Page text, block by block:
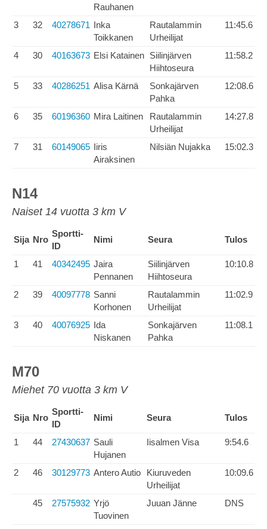
Rauhanen
3 32 40278671 Inka
Toikkanen
Rautalammin
Urheilijat
11:45.6
4 30 40163673 Elsi Katainen Siilinjärven
Hiihtoseura
11:58.2
5 33 40286251 Alisa Kärnä
Sonkajärven
Pahka
12:08.6
6 35 60196360 Mira Laitinen
Rautalammin
Urheilijat
14:27.8
7 31 60149065 Iiris
Airaksinen
Nilsiän Nujakka 15:02.3
N14
Naiset 14 vuotta 3 km V
Sija Nro
Sportti-
ID
Nimi Seura Tulos
1 41 40342495 Jaira
Pennanen
Siilinjärven
Hiihtoseura
10:10.8
2 39 40097778 Sanni
Korhonen
Rautalammin
Urheilijat
11:02.9
3 40 40076925 Ida
Niskanen
Sonkajärven
Pahka
11:08.1
M70
Miehet 70 vuotta 3 km V
Sija Nro
Sportti-
ID
Nimi Seura Tulos
1 44 27430637 Sauli
Hujanen
Iisalmen Visa 9:54.6
2 46 30129773 Antero Autio
Kiuruveden
Urheilijat
10:09.6
45 27575932 Yrjö
Tuovinen
Juuan Jänne DNS